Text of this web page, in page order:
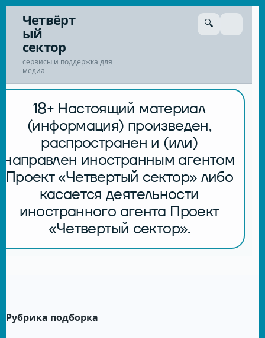
сути
Четвёрт
ый
сектор
сервисы и поддержка для
медиа
🔍
18+ Настоящий материал
(информация) произведен,
распространен и (или)
направлен иностранным агентом
Проект «Четвертый сектор» либо
касается деятельности
иностранного агента Проект
«Четвертый сектор».
Рубрика подборка